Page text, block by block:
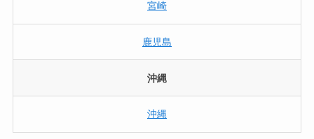
宮崎
鹿児島
沖縄
沖縄